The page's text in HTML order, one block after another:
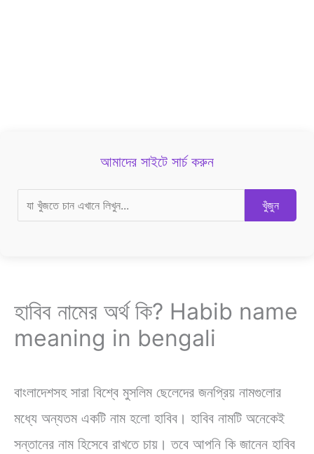
আমাদের সাইটে সার্চ করুন
খুঁজুন
হাবিব নামের অর্থ কি? Habib name
meaning in bengali
বাংলাদেশসহ সারা বিশ্বে মুসলিম ছেলেদের জনপ্রিয় নামগুলোর
মধ্যে অন্যতম একটি নাম হলো হাবিব। হাবিব নামটি অনেকেই
সন্তানের নাম হিসেবে রাখতে চায়। তবে আপনি কি জানেন হাবিব